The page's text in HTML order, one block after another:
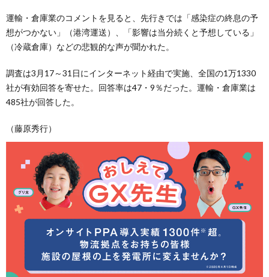
運輸・倉庫業のコメントを見ると、先行きでは「感染症の終息の予
想がつかない」（港湾運送）、「影響は当分続くと予想している」
（冷蔵倉庫）などの悲観的な声が聞かれた。
調査は3月17～31日にインターネット経由で実施、全国の1万1330
社が有効回答を寄せた。回答率は47・9％だった。運輸・倉庫業は
485社が回答した。
（藤原秀行）